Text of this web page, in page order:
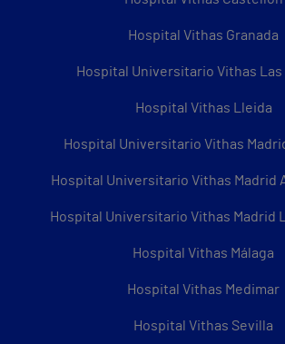
Hospital Vithas Granada
Hospital Universitario Vithas Las
Hospital Vithas Lleida
Hospital Universitario Vithas
Hospital Universitario Vithas Madrid
Hospital Universitario Vithas Madrid
Hospital Vithas Málaga
Hospital Vithas Medimar
Hospital Vithas Sevilla